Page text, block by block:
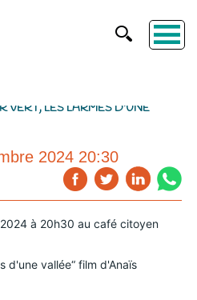
VERT, LES LARMES D'UNE
2024 20:30
à 20h30 au café citoyen
d'une vallée“ film d'Anaïs